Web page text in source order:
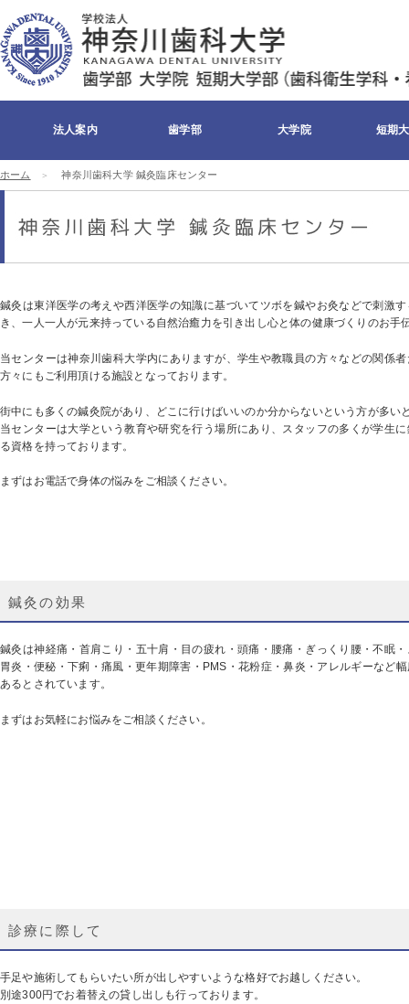
法人案内
理事長メッセージ
学長メッセージ
組織・沿革
理念・精神
キャンパスマップ
寄付について
医療施設
校章・校歌・ケイ
ディくん
交通アクセス
お問い合わせ
歯学部 大学院 短期
ホーム 神奈川歯科大学 鍼灸臨床センター
鍼灸は東洋医学の考えや西洋医学の知識に基づいてツボを鍼やお灸などで刺激
き、一人一人が元来持っている自然治癒力を引き出し心と体の健康づくりのお手
当センターは神奈川歯科大学内にありますが、学生や教職員の方々などの関係
方々にもご利用頂ける施設となっております。
街中にも多くの鍼灸院があり、どこに行けばいいのか分からないという方が多い
当センターは大学という教育や研究を行う場所にあり、スタッフの多くが学生
る資格を持っております。
まずはお電話で身体の悩みをご相談ください。
鍼灸の効果
鍼灸は神経痛・首肩こり・五十肩・目の疲れ・頭痛・腰痛・ぎっくり腰・不眠
胃炎・便秘・下痢・痛風・更年期障害・PMS・花粉症・鼻炎・アレルギーなど
あるとされています。
まずはお気軽にお悩みをご相談ください。
診療に際して
手足や施術してもらいたい所が出しやすいような格好でお越しください。
別途300円でお着替えの貸し出しも行っております。